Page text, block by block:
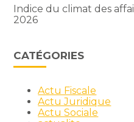
Indice du climat des
2026
CATÉGORIES
Actu Fiscale
Actu Juridique
Actu Sociale